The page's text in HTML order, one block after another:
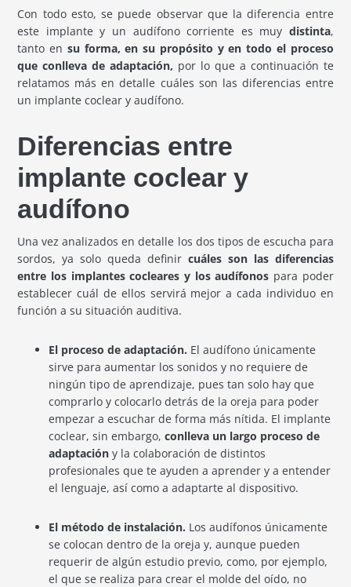
Con todo esto, se puede observar que la diferencia entre
este implante y un audífono corriente es muy distinta,
tanto en su forma, en su propósito y en todo el proceso
que conlleva de adaptación, por lo que a continuación te
relatamos más en detalle cuáles son las diferencias entre
un implante coclear y audífono.
Diferencias entre
implante coclear y
audífono
Una vez analizados en detalle los dos tipos de escucha para
sordos, ya solo queda definir cuáles son las diferencias
entre los implantes cocleares y los audífonos para poder
establecer cuál de ellos servirá mejor a cada individuo en
función a su situación auditiva.
El proceso de adaptación. El audífono únicamente
sirve para aumentar los sonidos y no requiere de
ningún tipo de aprendizaje, pues tan solo hay que
comprarlo y colocarlo detrás de la oreja para poder
empezar a escuchar de forma más nítida. El implante
coclear, sin embargo, conlleva un largo proceso de
adaptación y la colaboración de distintos
profesionales que te ayuden a aprender y a entender
el lenguaje, así como a adaptarte al dispositivo.
El método de instalación. Los audífonos únicamente
se colocan dentro de la oreja y, aunque pueden
requerir de algún estudio previo, como, por ejemplo,
el que se realiza para crear el molde del oído, no